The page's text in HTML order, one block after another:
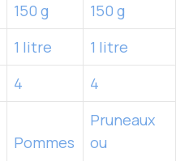
150 g
150 g
1 litre
1 litre
4 4
Pommes
Pruneaux
ou